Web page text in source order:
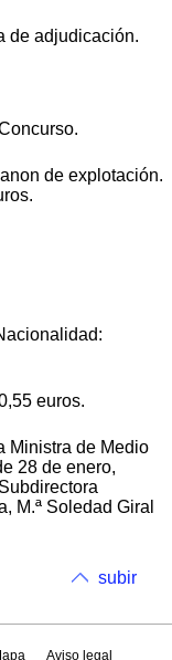
de adjudicación.
de explotación.
euros.
Ministra de Medio
28 de enero,
M.ª Soledad Giral
subir
Aviso legal